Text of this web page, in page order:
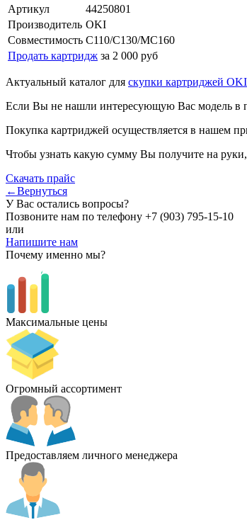
Артикул
44250801
Производитель OKI
Совместимость C110/C130/MC160
Продать картридж за 2 000 руб
Актуальный каталог для скупки картриджей OKI
Если Вы не нашли интересующую Вас модель в
Покупка картриджей осуществляется в нашем
Чтобы узнать какую сумму Вы получите на
Скачать прайс
←Вернуться
У Вас остались вопросы?
Позвоните нам по телефону +7 (903) 795-15-10
или
Напишите нам
Почему именно мы?
Максимальные цены
Огромный ассортимент
Предоставляем личного менеджера